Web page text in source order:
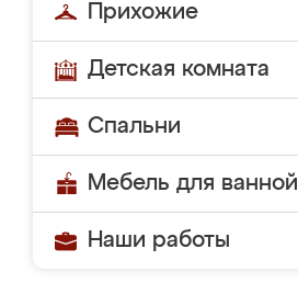
Прихожие
Детская комната
Спальни
Мебель для ванной
Наши работы